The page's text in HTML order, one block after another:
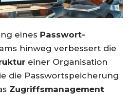
eines Passwort-
hinweg verbessert die
einer Organisation
die Passwortspeicherung
Zugriffsmanagement